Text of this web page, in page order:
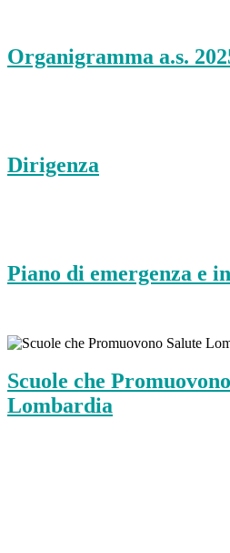
Organigramma a.s.
Dirigenza
Piano di emergenza e
Scuole che
Lombardia